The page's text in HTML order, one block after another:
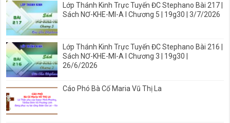
Lớp Thánh Kinh Trực Tuyến ĐC Stephano Bài 217 |
Sách NƠ-KHE-MI-A I Chương 5 | 19g30 | 3/7/2026
Lớp Thánh Kinh Trực Tuyến ĐC Stephano Bài 216 |
Sách NƠ-KHE-MI-A I Chương 3 | 19g30 |
26/6/2026
Cáo Phó Bà Cố Maria Vũ Thị La